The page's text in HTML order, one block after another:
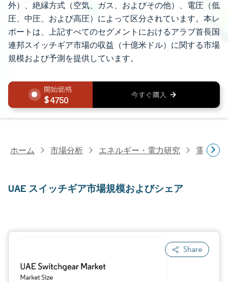
外）、絶縁方式（空気、ガス、およびその他）、電圧（低
圧、中圧、および高圧）によって区分されています。本レ
ポートは、上記すべてのセグメントにおけるアラブ首長国
連邦スイッチギア市場の収益（十億米ドル）に関する市場
規模および予測を提供しています。
4750
ホーム 市場分析 エネルギー・電力研究 電力研究
UAE スイッチギア市場規模およびシェア
Share